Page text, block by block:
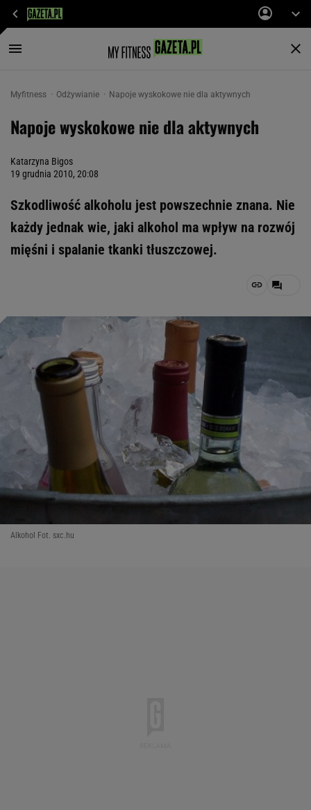
Myfitness Odżywianie Napoje wyskokowe nie dla aktywnych
Napoje wyskokowe nie dla aktywnych
Katarzyna Bigos
19 grudnia 2010, 20:08
Szkodliwość alkoholu jest powszechnie znana. Nie
każdy jednak wie, jaki alkohol ma wpływ na rozwój
mięśni i spalanie tkanki tłuszczowej.
Alkohol Fot. sxc.hu